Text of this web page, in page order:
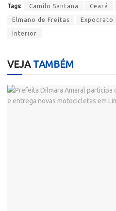
Tags: Camilo Santana Ceará
Elmano de Freitas Expocrato
Interior
VEJATAMBÉM